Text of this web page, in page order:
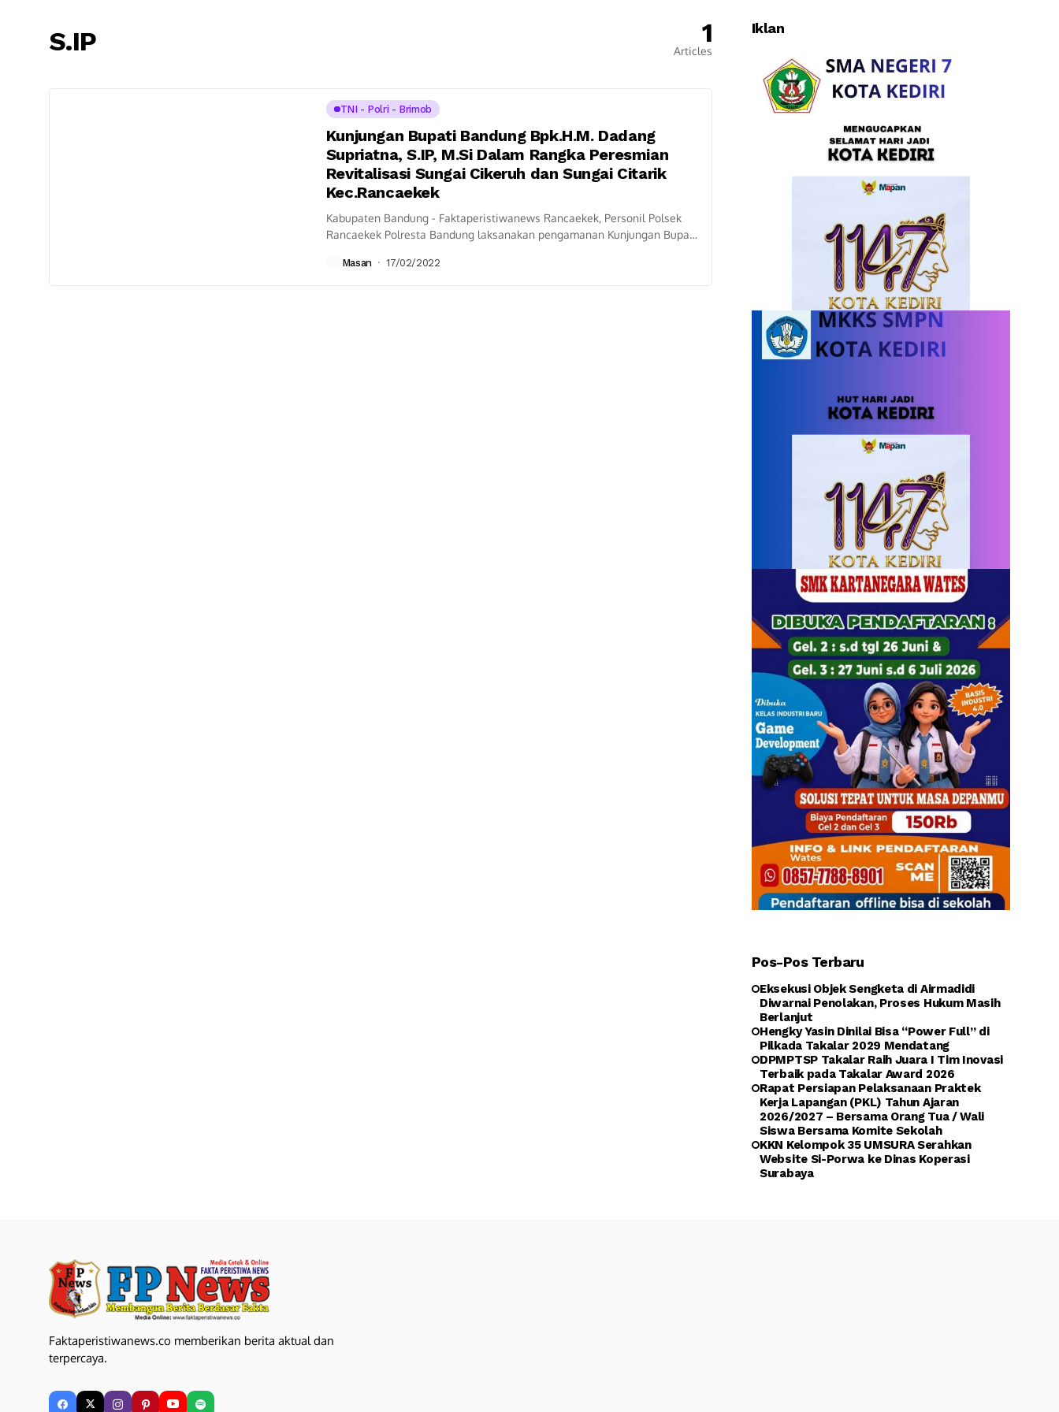
S.IP 1
Articles
TNI - Polri - Brimob
Kunjungan Bupati Bandung Bpk.H.M. Dadang
Supriatna, S.IP, M.Si Dalam Rangka Peresmian
Revitalisasi Sungai Cikeruh dan Sungai Citarik
Kec.Rancaekek
Kabupaten Bandung - Faktaperistiwanews Rancaekek, Personil Polsek
Rancaekek Polresta Bandung laksanakan pengamanan Kunjungan Bupati
Peresmian...
Masan 17/02/2022
Iklan
Pos-Pos Terbaru
Eksekusi Objek Sengketa di Airmadidi
Diwarnai Penolakan, Proses Hukum Masih
Berlanjut
Hengky Yasin Dinilai Bisa “Power Full” di
Pilkada Takalar 2029 Mendatang
DPMPTSP Takalar Raih Juara I Tim Inovasi
Terbaik pada Takalar Award 2026
Rapat Persiapan Pelaksanaan Praktek
Kerja Lapangan (PKL) Tahun Ajaran
2026/2027 – Bersama Orang Tua / Wali
Siswa Bersama Komite Sekolah
KKN Kelompok 35 UMSURA Serahkan
Website Si-Porwa ke Dinas Koperasi
Surabaya
Faktaperistiwanews.co memberikan berita aktual dan
terpercaya.